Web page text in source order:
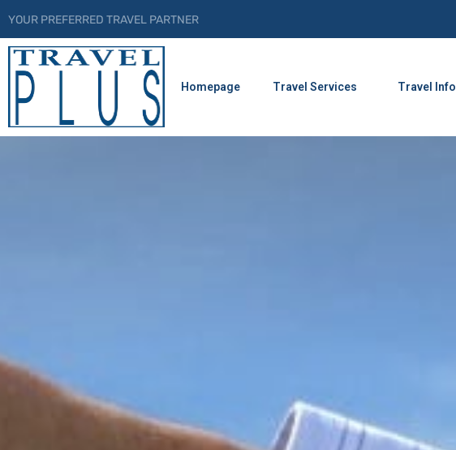
YOUR PREFERRED TRAVEL PARTNER
Homepage Travel Services Travel Info